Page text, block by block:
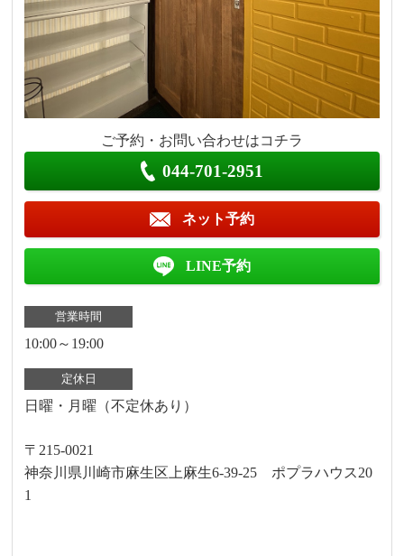
ご予約・お問い合わせはコチラ
044-701-2951
ネット予約
LINE予約
営業時間
10:00～19:00
定休日
日曜・月曜（不定休あり）
〒215-0021
神奈川県川崎市麻生区上麻生6-39-25 ポプラハウス20
1